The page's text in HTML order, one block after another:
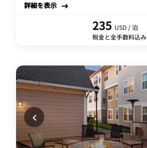
詳細を表示
235 USD / 泊
税金と全手数料込み